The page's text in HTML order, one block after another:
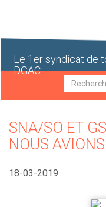
Le 1er syndicat de
DGAC
SNA/SO ET
NOUS
18-03-2019